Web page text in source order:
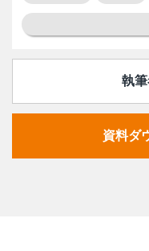
執
資料ダ